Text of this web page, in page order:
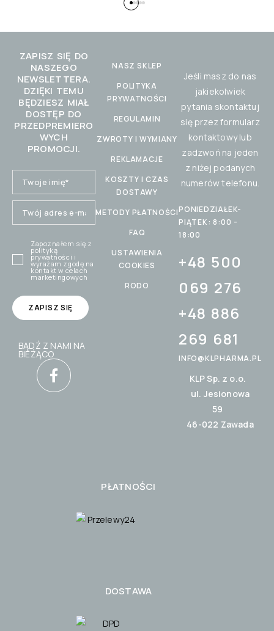
ZAPISZ SIĘ DO
NASZEGO
NEWSLETTERA.
DZIĘKI TEMU
BĘDZIESZ MIAŁ
DOSTĘP DO
PRZEDPREMIERO
WYCH
PROMOCJI.
Zapoznałem się z
polityką
prywatności i
wyrażam zgodę na
kontakt w celach
marketingowych
BĄDŹ Z NAMI NA
BIEŻĄCO
NASZ SKLEP
POLITYKA
PRYWATNOŚCI
REGULAMIN
ZWROTY I WYMIANY
REKLAMACJE
KOSZTY I CZAS
DOSTAWY
METODY PŁATNOŚCI
FAQ
USTAWIENIA
COOKIES
RODO
Jeśli masz do nas
jakiekolwiek
pytania skontaktuj
się przez formularz
kontaktowy lub
zadzwoń na jeden
z niżej podanych
numerów telefonu.
PONIEDZIAŁEK-
PIĄTEK: 8:00 -
18:00
+48 500
069 276
+48 886
269 681
INFO@KLPHARMA.PL
KLP Sp. z o.o.
ul. Jesionowa
59
46-022 Zawada
PŁATNOŚCI
DOSTAWA